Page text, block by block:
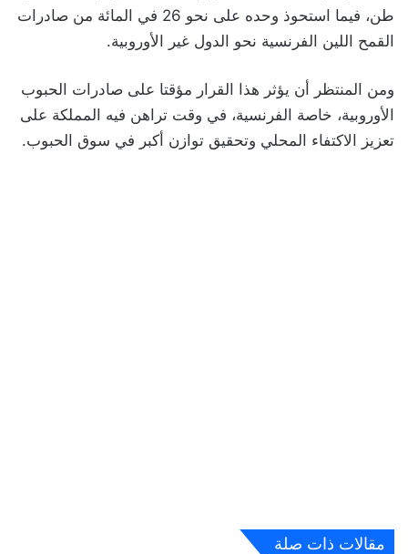
طن، فيما استحوذ وحده على نحو 26 في المائة من صادرات
القمح اللين الفرنسية نحو الدول غير الأوروبية.
ومن المنتظر أن يؤثر هذا القرار مؤقتا على صادرات الحبوب
الأوروبية، خاصة الفرنسية، في وقت تراهن فيه المملكة على
تعزيز الاكتفاء المحلي وتحقيق توازن أكبر في سوق الحبوب.
مقالات ذات صلة